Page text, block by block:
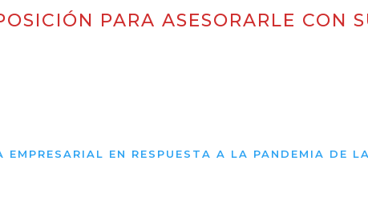
PARA ASESORARLE CON
EN RESPUESTA A LA PANDEMIA DE LA